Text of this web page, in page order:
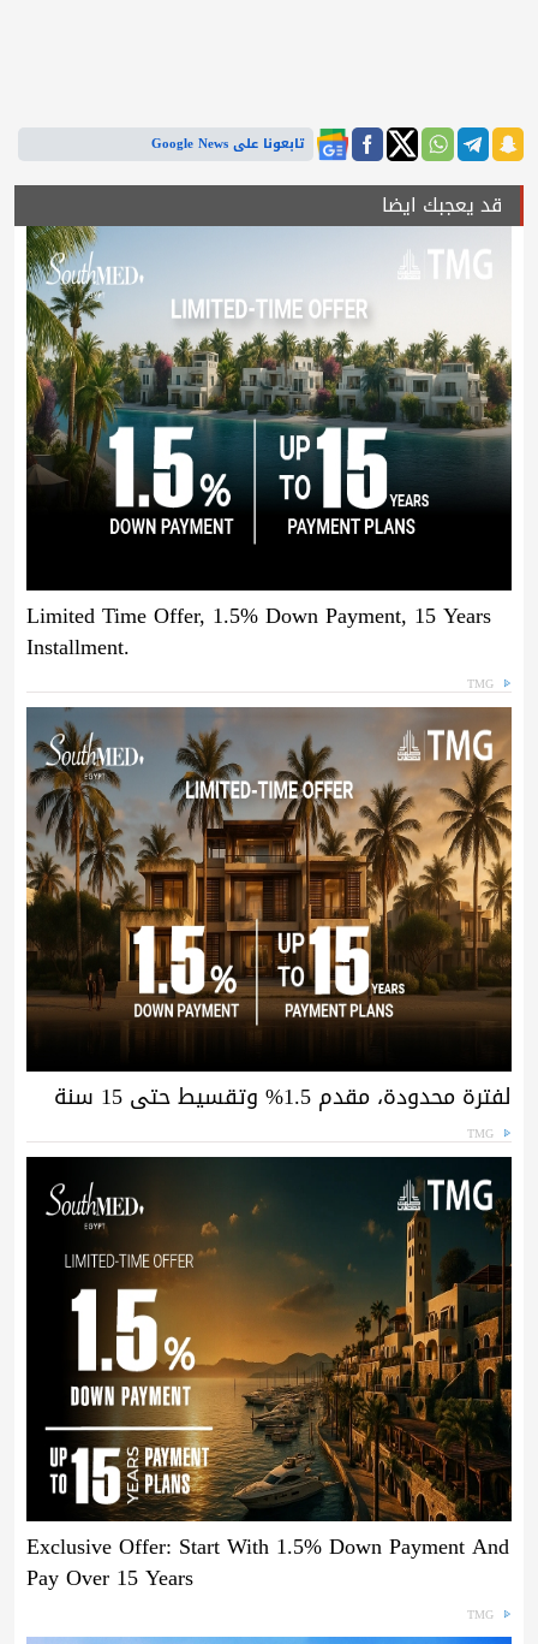
تابعونا على Google News
قد يعجبك ايضا
Limited Time Offer, 1.5% Down Payment, 15 Years
Installment.
TMG
لفترة محدودة، مقدم 1.5% وتقسيط حتى 15 سنة
TMG
Exclusive Offer: Start With 1.5% Down Payment And
Pay Over 15 Years
TMG